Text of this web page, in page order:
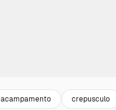
acampamento crepusculo